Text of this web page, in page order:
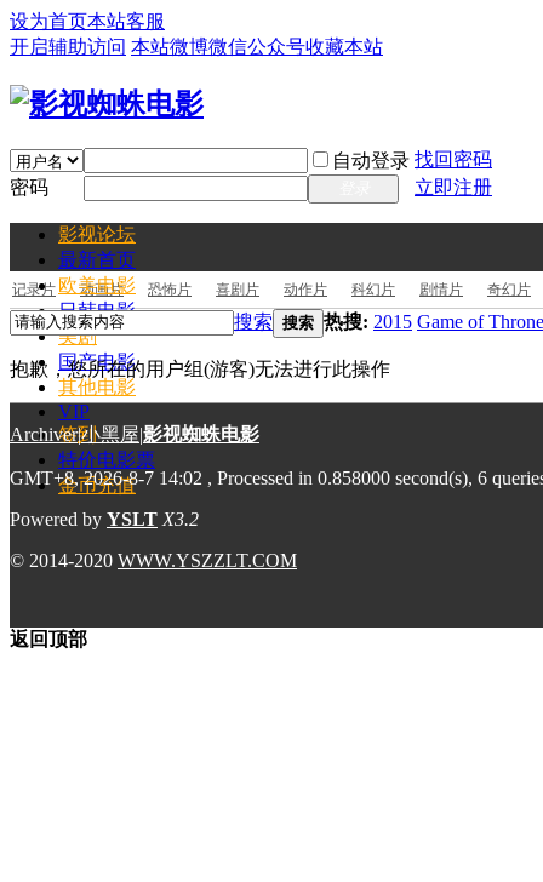
设为首页本站客服
开启辅助访问 本站微博微信公众号收藏本站
自动登录 找回密码
密码
立即注册
影视论坛
最新首页
欧美电影
日韩电影
美剧
国产电影
其他电影
VIP
签到
特价电影票
金币充值
记录片 动画片 恐怖片 喜剧片 动作片 科幻片 剧情片 奇幻片
搜索 搜索 热搜: 2015 Game of
抱歉，您所在的用户组(游客)无法进行此操作
Archiver|小黑屋|影视蜘蛛电影
GMT+8, 2026-8-7 14:02 , Processed in 0.858000 second(s), 6
Powered by YSLT X3.2
© 2014-2020 WWW.YSZZLT.COM
返回顶部